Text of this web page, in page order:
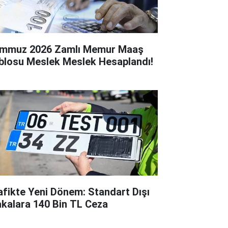
2026 Zamlı Memur Maaş
Meslek Meslek Hesaplandı!
Yeni Dönem: Standart Dışı
140 Bin TL Ceza